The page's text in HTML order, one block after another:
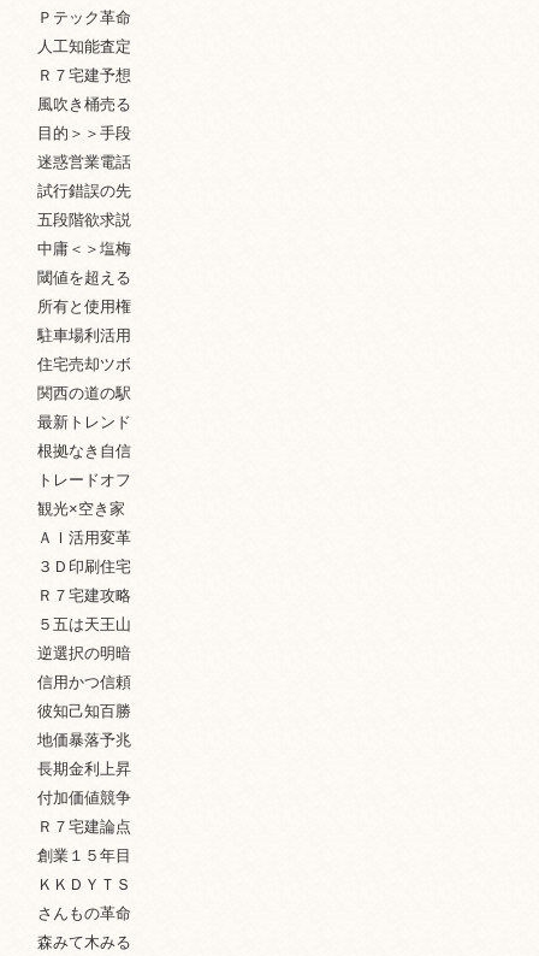
Ｐテック革命
人工知能査定
Ｒ７宅建予想
風吹き桶売る
目的＞＞手段
迷惑営業電話
試行錯誤の先
五段階欲求説
中庸＜＞塩梅
閾値を超える
所有と使用権
駐車場利活用
住宅売却ツボ
関西の道の駅
最新トレンド
根拠なき自信
トレードオフ
観光×空き家
ＡＩ活用変革
３Ｄ印刷住宅
Ｒ７宅建攻略
５五は天王山
逆選択の明暗
信用かつ信頼
彼知己知百勝
地価暴落予兆
長期金利上昇
付加価値競争
Ｒ７宅建論点
創業１５年目
ＫＫＤＹＴＳ
さんもの革命
森みて木みる